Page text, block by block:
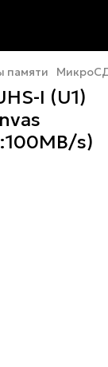
памяти
I (U1)
s)